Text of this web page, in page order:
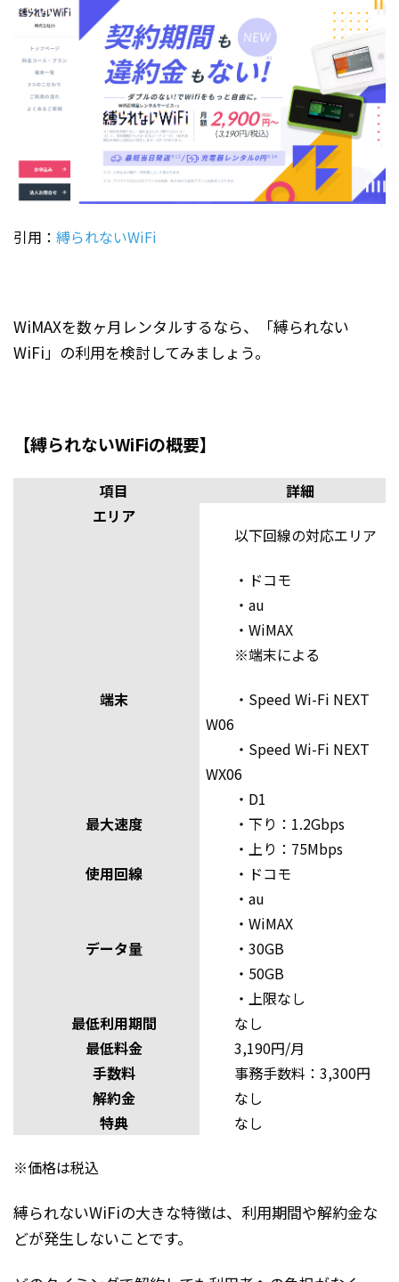
引用： 縛られないWiFi
WiMAXを数ヶ月レンタルするなら、「縛られない
WiFi」の利用を検討してみましょう。
【縛られないWiFiの概要】
項目
詳細
エリア
以下回線の対応エリア
・ ドコモ
・au
・WiMAX
※端末による
端末
・Speed Wi-Fi NEXT
W06
・Speed Wi-Fi NEXT
WX06
・D1
最大速度
・下り：1.2Gbps
・上り：75Mbps
使用回線
・ドコモ
・au
・WiMAX
データ量
・30GB
・50GB
・上限なし
最低利用期間
なし
最低料金
3,190円/月
手数料
事務手数料：3,300円
解約金
なし
特典
なし
※価格は税込
縛られないWiFiの大きな特徴は、利用期間や解約金な
どが発生しないことです。